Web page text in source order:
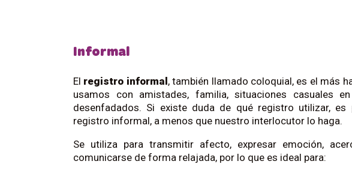
Informal
El registro informal , también llamado coloquial, es el más
usamos con amistades, familia, situaciones casuales
desenfadados. Si existe duda de qué registro utilizar,
registro informal, a menos que nuestro interlocutor lo haga.
Se utiliza para transmitir afecto, expresar emoción,
comunicarse de forma relajada, por lo que es ideal para: